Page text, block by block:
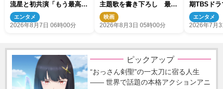
流星と初共演「もう最高で
す」
エンタメ
2026年8月7日 06時00分
主題歌を書き下ろし 最新
予告＆新ビジュアル解禁
映画
2026年8月3日 05時00分
期TBSド
で主演
エンタメ
2026年7月
ピックアップ
“おっさん剣聖”の一太刀に宿る人生
―― 世界で話題の本格アクションアニ